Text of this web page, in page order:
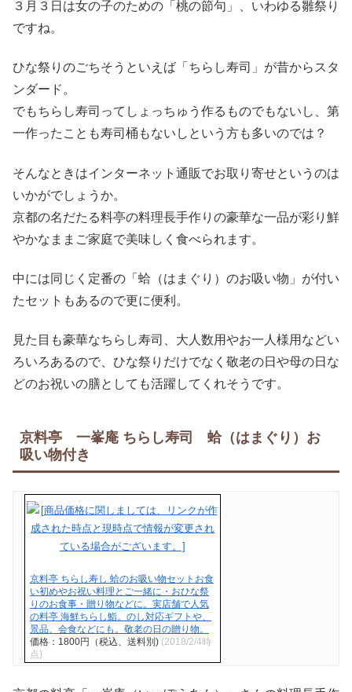
３月３日は女の子のための「桃の節句」、いわゆる雛祭り
ですね。
ひな祭りのごちそうといえば「ちらし寿司」が昔からスタ
ンダード。
でもちらし寿司ってしょっちゅう作るものでもないし、第
一作ったことも寿司桶もないしという方も多いのでは？
そんなときはインターネット通販でお取り寄せというのは
いかがでしょうか。
京都の名だたる料亭の料理長手作りの豪華な一品が彩り鮮
やかなままご家庭で美味しく食べられます。
中には同じく定番の「蛤（はまぐり）のお吸い物」が付い
たセットもあるので更に便利。
見た目も豪華なちらし寿司、大人数用やお一人様用などい
ろいろあるので、ひな祭りだけでなく敬老の日や母の日な
どのお祝いの膳としても活躍してくれそうです。
京料亭 一峯庵 ちらし寿司 蛤（はまぐり）お
吸い物付き
京料亭 ちらし寿し 蛤のお吸い物セットお食
い初めやお祝い料理とご一緒に・おひな祭
りのお食事・贈り物などに。実店舗で人気
の料亭 海鮮ちらし鮨。のし対応ギフトや、
景品、会食などにも。敬老の日の贈り物。
価格：1800円（税込、送料別) (2018/2/4時
点)